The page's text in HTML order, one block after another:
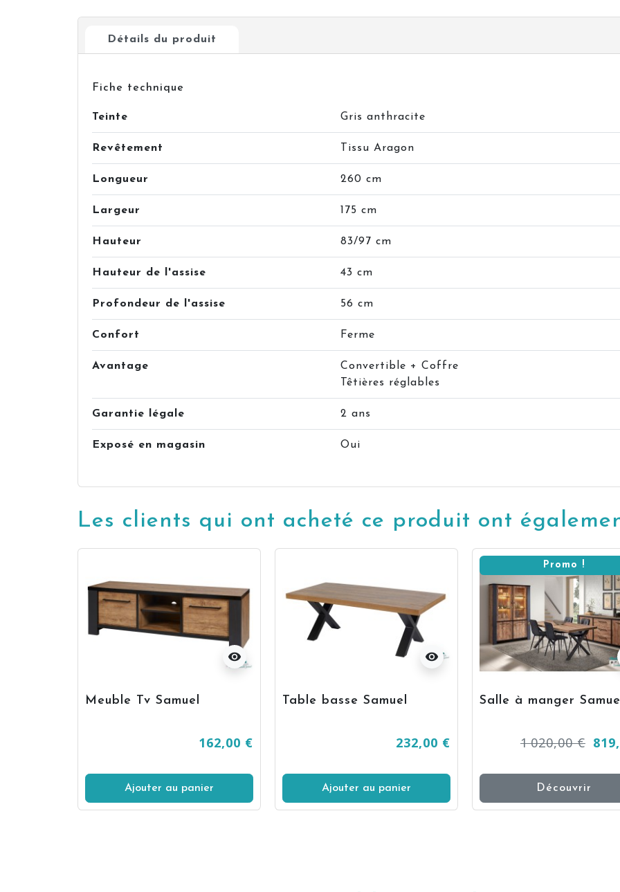
Détails du produit
Fiche technique
Teinte Gris anthracite
Revêtement Tissu Aragon
Longueur 260 cm
Largeur 175 cm
Hauteur 83/97 cm
Hauteur de l'assise 43 cm
Profondeur de l'assise 56 cm
Confort Ferme
Avantage
Convertible + Coffre
Têtières réglables
Garantie légale 2 ans
Exposé en magasin Oui
Les clients qui ont acheté ce produit ont
visibility
Meuble Tv Samuel
162,00 €
Ajouter au panier
visibility
Table basse Samuel
232,00 €
Ajouter au panier
Promo !
Salle à manger
1 020,00 €
Découvrir